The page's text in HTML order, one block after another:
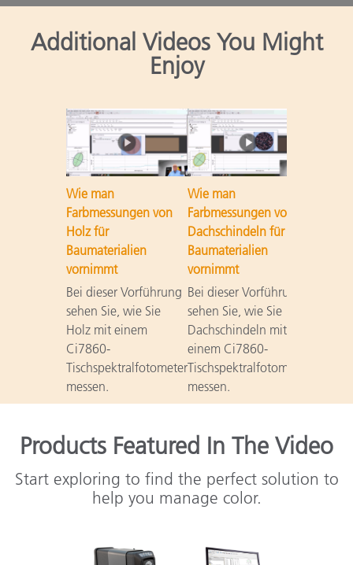
Additional Videos You Might
Enjoy
Wie man
Farbmessungen von
Holz für
Baumaterialien
vornimmt
Bei dieser Vorführung
sehen Sie, wie Sie
Holz mit einem
Ci7860-
Tischspektralfotometer
messen.
Wie man
Farbmessungen von
Dachschindeln für
Baumaterialien
vornimmt
Bei dieser Vorführung
sehen Sie, wie Sie
Dachschindeln mit
einem Ci7860-
Tischspektralfotometer
messen.
Products Featured In The Video
Start exploring to find the perfect solution to
help you manage color.